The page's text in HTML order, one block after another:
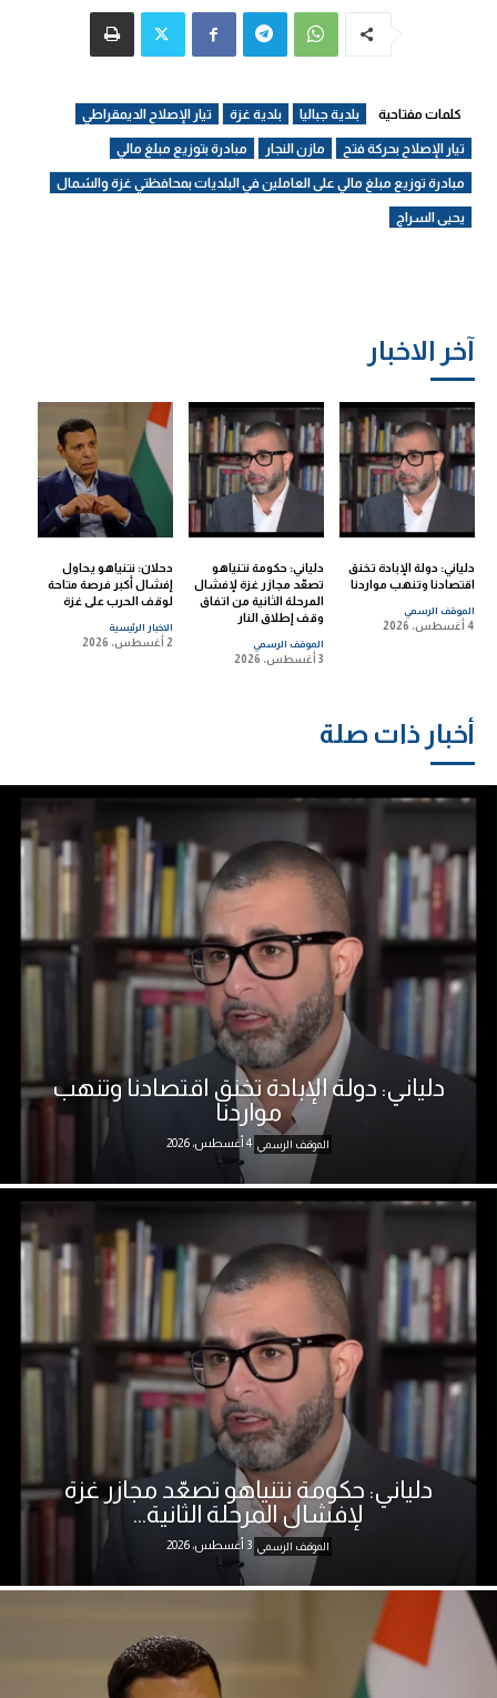
آخر الاخبار
دلياني: دولة الإبادة تخنق
اقتصادنا وتنهب مواردنا
الموقف الرسمي
4 أغسطس، 2026
دلياني: حكومة نتنياهو
تصعّد مجازر غزة لإفشال
المرحلة الثانية من اتفاق
وقف إطلاق النار
الموقف الرسمي
3 أغسطس، 2026
دحلان: نتنياهو يحاول
إفشال أكبر فرصة متاحة
لوقف الحرب على غزة
الاخبار الرئيسية
2 أغسطس، 2026
كلمات مفتاحية بلدية جباليا بلدية غزة تيار الإصلاح الديمقراطي
تيار الإصلاح بحركة فتح مازن النجار مبادرة بتوزيع مبلغ مالي
مبادرة توزيع مبلغ مالي على العاملين في البلديات بمحافظتي غزة والشمال
يحيى السراج
أخبار ذات صلة
دلياني: دولة الإبادة تخنق اقتصادنا وتنهب
مواردنا
الموقف الرسمي 4 أغسطس، 2026
دلياني: حكومة نتنياهو تصعّد مجازر غزة
لإفشال المرحلة الثانية...
الموقف الرسمي 3 أغسطس، 2026